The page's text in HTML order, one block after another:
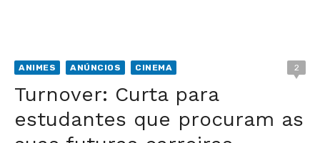
ANIMES ANÚNCIOS CINEMA 2
Turnover: Curta para
estudantes que procuram as